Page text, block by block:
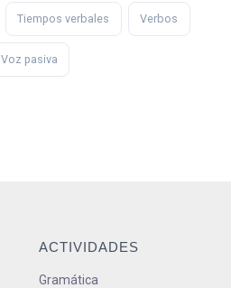
Tiempos verbales Verbos
Voz pasiva
ACTIVIDADES
Gramática